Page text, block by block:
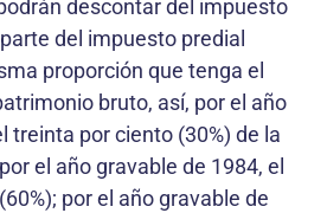
descontar del impuesto
del impuesto predial
proporción que tenga el
bruto, así, por el año
treinta por ciento (30%) de la
el año gravable de 1984, el
por el año gravable de